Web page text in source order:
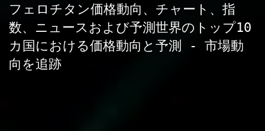
フェロチタン価格動向、チャート、指
数、ニュースおよび予測世界のトップ10
カ国における価格動向と予測 - 市場動
向を追跡